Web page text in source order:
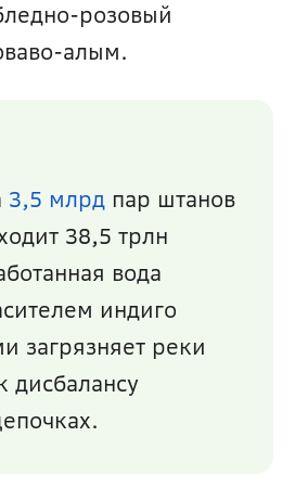
розовый
алым.
3,5 млрд пар штанов
38,5 трлн
вода
индиго
загрязняет реки
дисбалансу